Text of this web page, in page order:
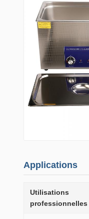
Applications
Utilisations
professionnelles